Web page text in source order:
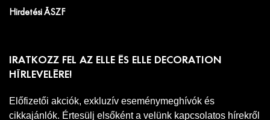
Hirdetési ÁSZF
IRATKOZZ FEL AZ ELLE ÉS ELLE DECORATION
HÍRLEVELÉRE!
Előfizetői akciók, exkluzív eseménymeghívók és
cikkajánlók. Értesülj elsőként a velünk kapcsolatos hírekről